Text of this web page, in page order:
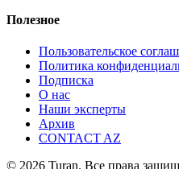
Полезное
Пользовательское
Политика
Подписка
О нас
Наши эксперты
Архив
CONTACT AZ
© 2026 Turan. Все права